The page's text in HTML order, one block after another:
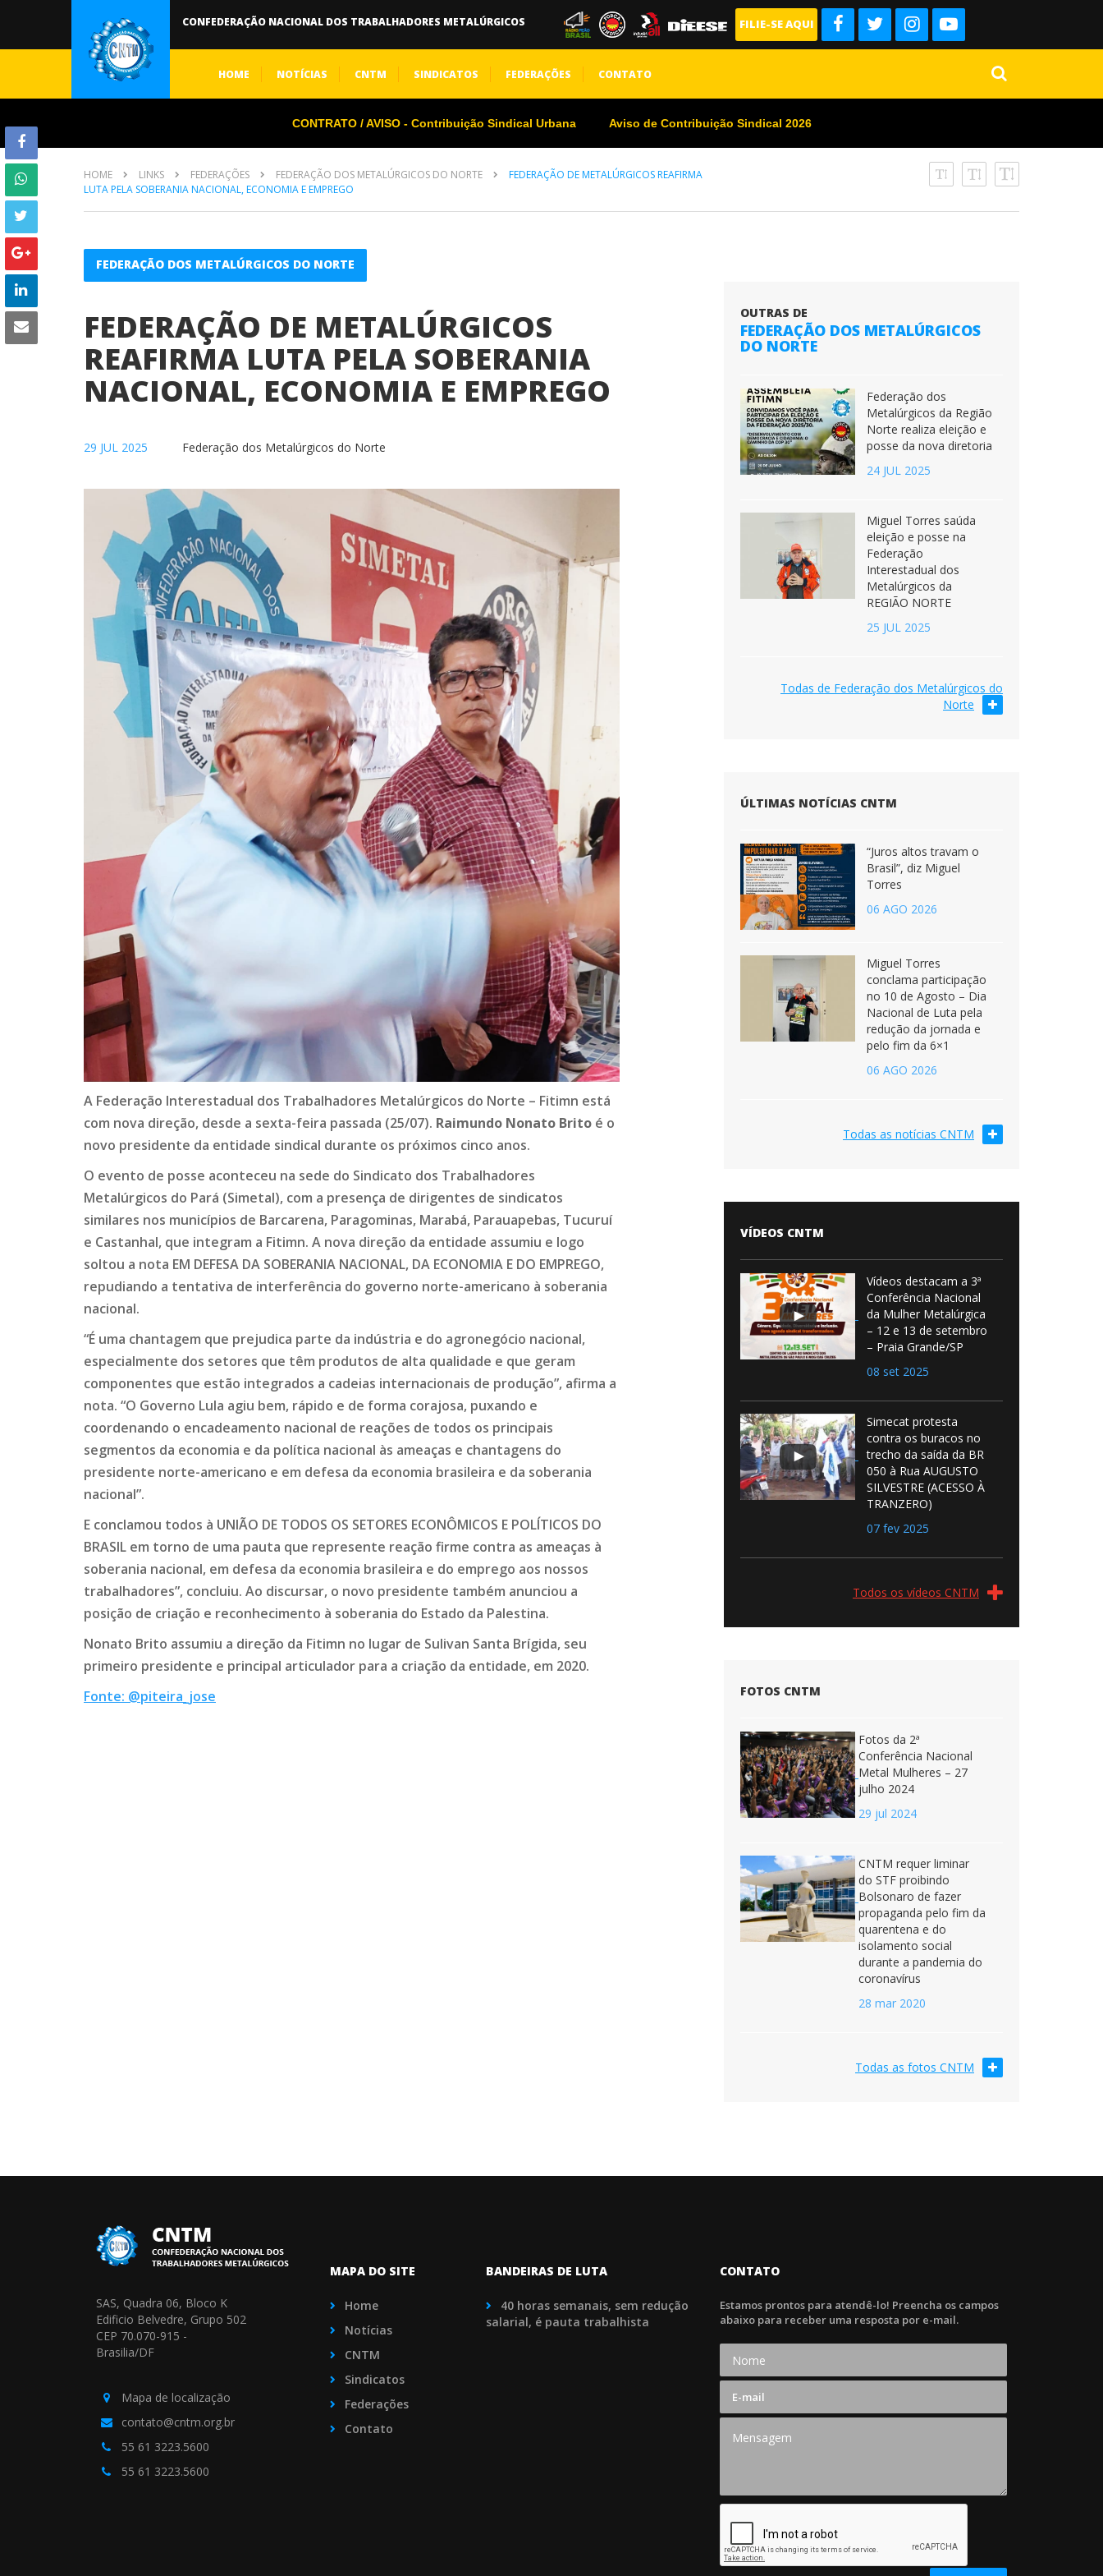
CONFEDERAÇÃO NACIONAL DOS TRABALHADORES METALÚRGICOS FILIE-SE AQUI
HOME NOTÍCIAS CNTM SINDICATOS FEDERAÇÕES CONTATO
CONTRATO / AVISO - Contribuição Sindical Urbana Aviso de Contribuição Sindical 2026
HOME LINKS FEDERAÇÕES FEDERAÇÃO DOS METALÚRGICOS DO NORTE
FEDERAÇÃO DE METALÚRGICOS REAFIRMA
LUTA PELA SOBERANIA NACIONAL, ECONOMIA E EMPREGO
FEDERAÇÃO DOS METALÚRGICOS DO NORTE
FEDERAÇÃO DE METALÚRGICOS
REAFIRMA LUTA PELA SOBERANIA
NACIONAL, ECONOMIA E EMPREGO
29 JUL 2025 Federação dos Metalúrgicos do Norte
A Federação Interestadual dos Trabalhadores Metalúrgicos do Norte – Fitimn está
com nova direção, desde a sexta-feira passada (25/07). Raimundo Nonato Brito é o
novo presidente da entidade sindical durante os próximos cinco anos.
O evento de posse aconteceu na sede do Sindicato dos Trabalhadores
Metalúrgicos do Pará (Simetal), com a presença de dirigentes de sindicatos
similares nos municípios de Barcarena, Paragominas, Marabá, Parauapebas, Tucuruí
e Castanhal, que integram a Fitimn. A nova direção da entidade assumiu e logo
soltou a nota EM DEFESA DA SOBERANIA NACIONAL, DA ECONOMIA E DO EMPREGO,
repudiando a tentativa de interferência do governo norte-americano à soberania
nacional.
“É uma chantagem que prejudica parte da indústria e do agronegócio nacional,
especialmente dos setores que têm produtos de alta qualidade e que geram
componentes que estão integrados a cadeias internacionais de produção”, afirma a
nota. “O Governo Lula agiu bem, rápido e de forma corajosa, puxando e
coordenando o encadeamento nacional de reações de todos os principais
segmentos da economia e da política nacional às ameaças e chantagens do
presidente norte-americano e em defesa da economia brasileira e da soberania
nacional”.
E conclamou todos à UNIÃO DE TODOS OS SETORES ECONÔMICOS E POLÍTICOS DO
BRASIL em torno de uma pauta que represente reação firme contra as ameaças à
soberania nacional, em defesa da economia brasileira e do emprego aos nossos
trabalhadores”, concluiu. Ao discursar, o novo presidente também anunciou a
posição de criação e reconhecimento à soberania do Estado da Palestina.
Nonato Brito assumiu a direção da Fitimn no lugar de Sulivan Santa Brígida, seu
primeiro presidente e principal articulador para a criação da entidade, em 2020.
Fonte: @piteira_jose
OUTRAS DE
FEDERAÇÃO DOS METALÚRGICOS
DO NORTE
Federação dos
Metalúrgicos da Região
Norte realiza eleição e
posse da nova diretoria
24 JUL 2025
Miguel Torres saúda
eleição e posse na
Federação
Interestadual dos
Metalúrgicos da
REGIÃO NORTE
25 JUL 2025
Todas de Federação dos Metalúrgicos do
Norte
ÚLTIMAS NOTÍCIAS CNTM
“Juros altos travam o
Brasil”, diz Miguel
Torres
06 AGO 2026
Miguel Torres
conclama participação
no 10 de Agosto – Dia
Nacional de Luta pela
redução da jornada e
pelo fim da 6×1
06 AGO 2026
Todas as notícias CNTM
VÍDEOS CNTM
Vídeos destacam a 3ª
Conferência Nacional
da Mulher Metalúrgica
– 12 e 13 de setembro
– Praia Grande/SP
08 set 2025
Simecat protesta
contra os buracos no
trecho da saída da BR
050 à Rua AUGUSTO
SILVESTRE (ACESSO À
TRANZERO)
07 fev 2025
Todos os vídeos CNTM
FOTOS CNTM
Fotos da 2ª
Conferência Nacional
Metal Mulheres – 27
julho 2024
29 jul 2024
CNTM requer liminar
do STF proibindo
Bolsonaro de fazer
propaganda pelo fim da
quarentena e do
isolamento social
durante a pandemia do
coronavírus
28 mar 2020
Todas as fotos CNTM
SAS, Quadra 06, Bloco K
Edificio Belvedre, Grupo 502
CEP 70.070-915 -
Brasilia/DF
Mapa de localização
contato@cntm.org.br
55 61 3223.5600
55 61 3223.5600
MAPA DO SITE
Home
Notícias
CNTM
Sindicatos
Federações
Contato
BANDEIRAS DE LUTA
40 horas semanais, sem redução
salarial, é pauta trabalhista
CONTATO
Estamos prontos para atendê-lo! Preencha os campos
abaixo para receber uma resposta por e-mail.